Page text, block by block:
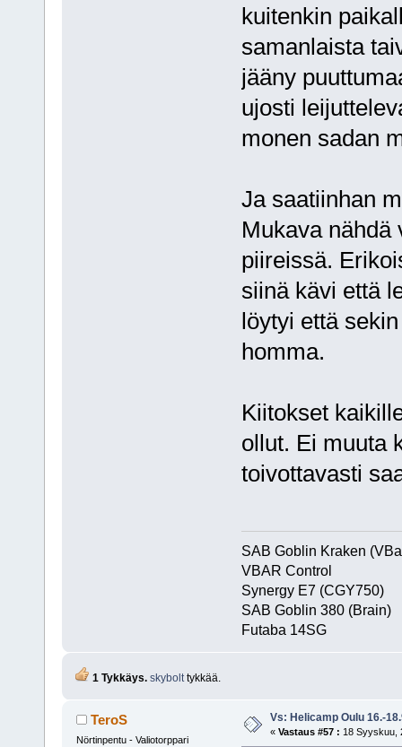
kuitenkin
samanlaista
jääny
ujosti
monen sadan
Ja saatiinhan
Mukava nähdä
piireissä.
siinä kävi että
löytyi että
homma.
Kiitokset
ollut. Ei muuta
toivottavasti
SAB Goblin Kraken
VBAR Control
Synergy E7 (CGY750)
SAB Goblin 380 (Brain)
Futaba
1 Tykkäys. skybolttykkää.
TeroS
Nörtinpentu - Valiotorppari
Vs: Helicamp Oulu 16.-
« Vastaus #57 : 18 Syyskuu,